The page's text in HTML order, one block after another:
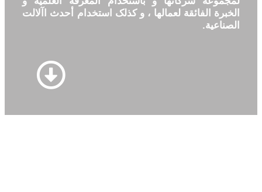
الخبرة الفائقة لعمالها ، و کذلک استخدام أحدث اآلالت
الصناعیة.